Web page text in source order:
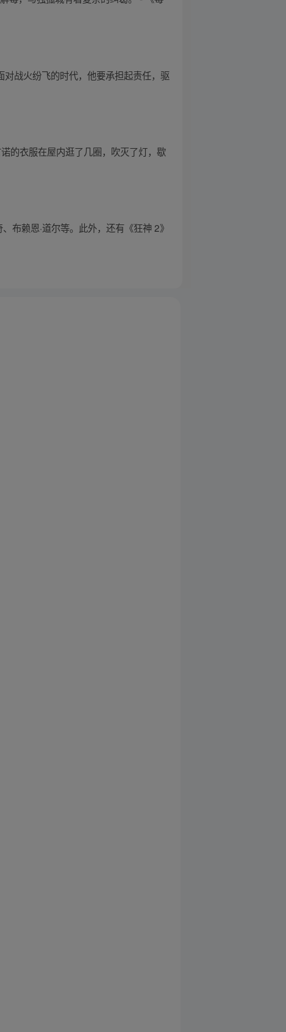
战火纷飞的时代，他要承担起责任，驱
的衣服在屋内逛了几圈，吹灭了灯，歇
布赖恩·道尔等。此外，还有《狂神 2》